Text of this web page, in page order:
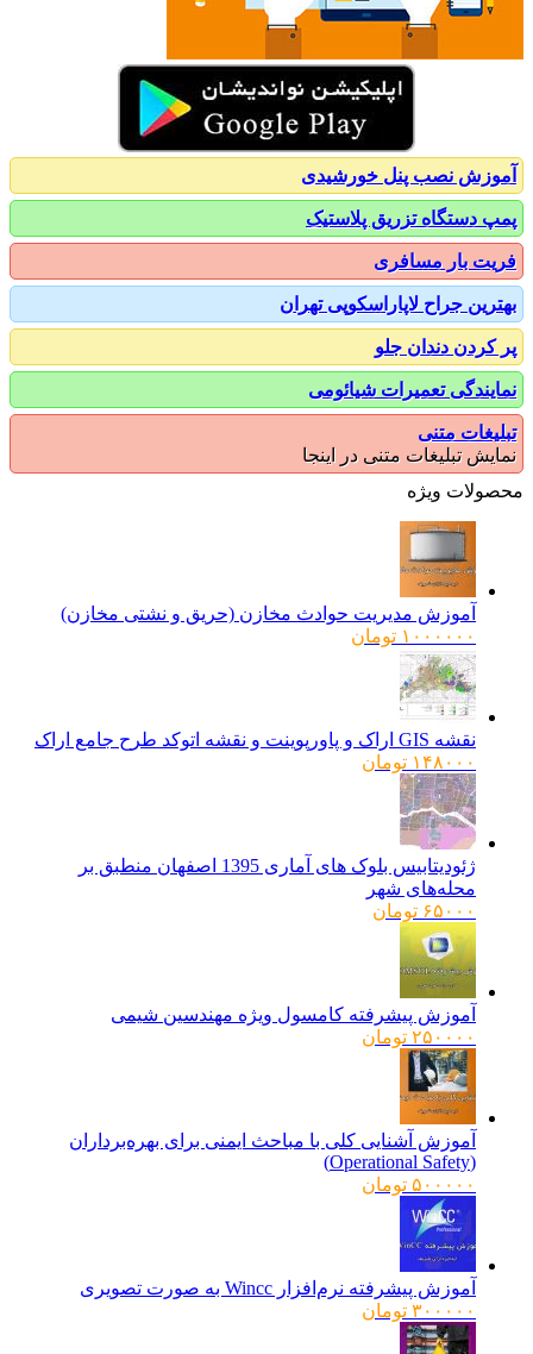
نصب پنل خورشیدی
دستگاه تزریق پلاستیک
بار مسافری
جراح لاپاراسکوپی تهران
دندان جلو
تعمیرات شیائومی
متنی
تبلیغات متنی در اینجا
ویژه
آموزش مدیریت حوادث مخازن (حریق و نشتی مخازن)
۱۰۰۰۰۰۰ تومان
نقشه GIS اراک و پاورپوینت و نقشه اتوکد طرح جامع اراک
۱۴۸۰۰۰ تومان
ژئودیتابیس بلوک های آماری 1395 اصفهان منطبق بر
محله‌های شهر
۶۵۰۰۰ تومان
آموزش پیشرفته کامسول ویژه مهندسین شیمی
۲۵۰۰۰۰ تومان
آموزش آشنایی کلی با مباحث ایمنی برای بهره‌برداران
۵۰۰۰۰۰ تومان
آموزش پیشرفته نرم‌افزار Wincc به صورت تصویری
۳۰۰۰۰۰ تومان